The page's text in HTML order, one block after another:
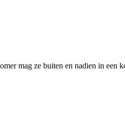
mag ze buiten en nadien in een